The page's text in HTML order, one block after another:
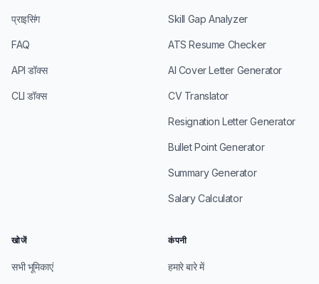
प्राइसिंग
FAQ
API डॉक्स
CLI डॉक्स
Skill Gap Analyzer
ATS Resume Checker
AI Cover Letter Generator
CV Translator
Resignation Letter Generator
Bullet Point Generator
Summary Generator
Salary Calculator
खोजें
सभी भूमिकाएं
कंपनी
हमारे बारे में